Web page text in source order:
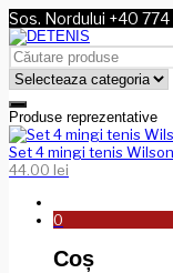
Sos. Nordului +40
Produse reprezentative
Set 4 mingi tenis
44.00 lei
0
Coș